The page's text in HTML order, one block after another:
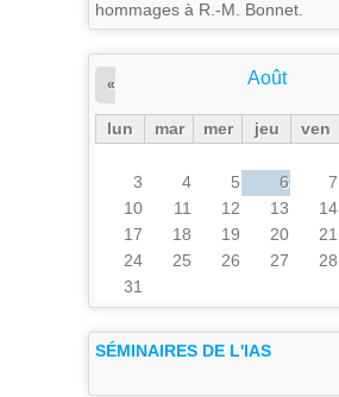
hommages à R.-M. Bonnet.
Août
«
lun mar mer jeu ven
3
4 5 6 7
10
11 12 13 14
17
18 19 20 21
24
25 26 27 28
31
SÉMINAIRES DE L'IAS